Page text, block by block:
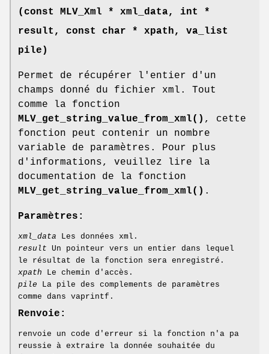
(const MLV_Xml * xml_data, int *
result, const char * xpath, va_list
pile)
Permet de récupérer l'entier d'un
champs donné du fichier xml. Tout
comme la fonction
MLV_get_string_value_from_xml() , cette
fonction peut contenir un nombre
variable de paramètres. Pour plus
d'informations, veuillez lire la
documentation de la fonction
MLV_get_string_value_from_xml() .
Paramètres:
xml_data Les données xml.
result Un pointeur vers un entier dans lequel
le résultat de la fonction sera enregistré.
xpath Le chemin d'accès.
pile La pile des complements de paramètres
comme dans vaprintf.
Renvoie:
renvoie un code d'erreur si la fonction n'a pa
reussie à extraire la donnée souhaitée du